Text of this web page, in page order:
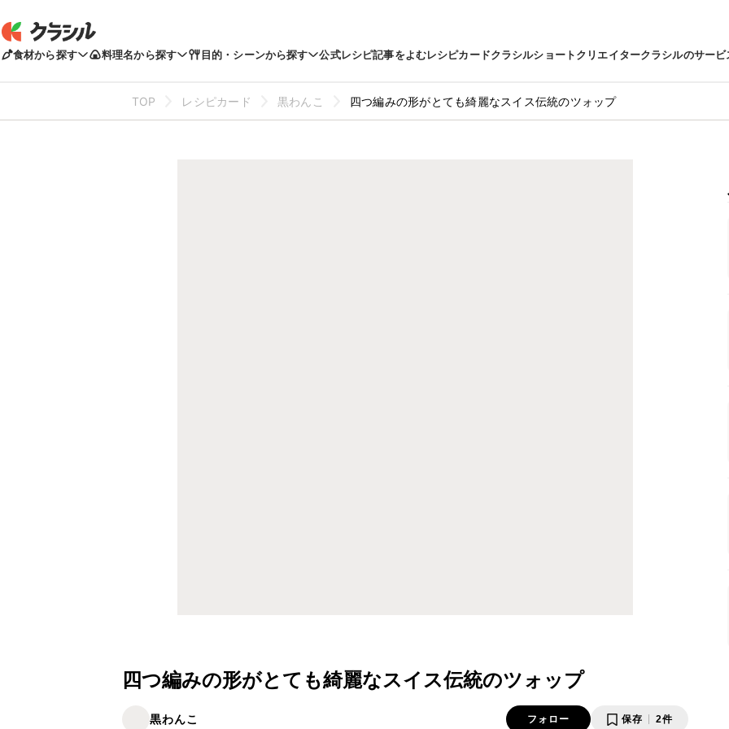
食材から探す 料理名から探す 目的・シーンから探す 公式レシピ記事をよむレシピカードクラシルショートクリエイタークラシルのサービ
TOP レシピカード 黒わんこ 四つ編みの形がとても綺麗なスイス伝統のツォップ
四つ編みの形がとても綺麗なスイス伝統のツォップ
黒わんこ フォロー 保存 2件